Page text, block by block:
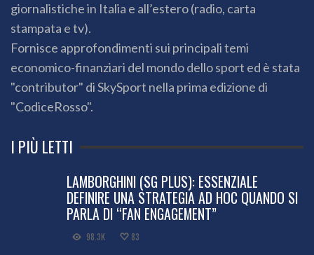
giornalistiche in Italia e all’estero (radio, carta
stampata e tv).
Fornisce approfondimenti sui principali temi
economico-finanziari del mondo dello sport ed è stata
"contributor" di SkySport nella prima edizione di
"CodiceRosso".
I PIÙ LETTI
LAMBORGHINI (SG PLUS): ESSENZIALE
DEFINIRE UNA STRATEGIA AD HOC QUANDO SI
PARLA DI “FAN ENGAGEMENT”
98.3K 83